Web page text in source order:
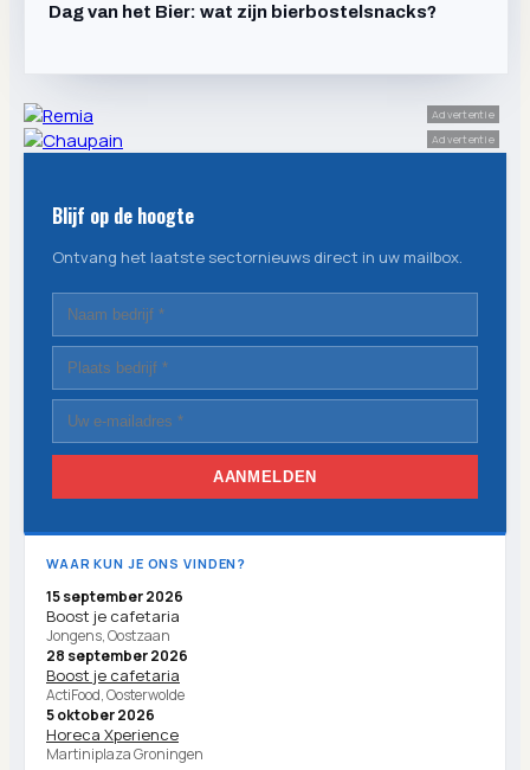
Dag van het Bier: wat zijn bierbostelsnacks?
Advertentie
Advertentie
Blijf op de hoogte
Ontvang het laatste sectornieuws direct in uw mailbox.
AANMELDEN
WAAR KUN JE ONS VINDEN?
15 september 2026
Boost je cafetaria
Jongens, Oostzaan
28 september 2026
Boost je cafetaria
ActiFood, Oosterwolde
5 oktober 2026
Horeca Xperience
Martiniplaza Groningen